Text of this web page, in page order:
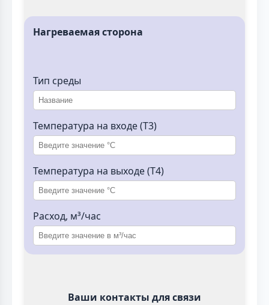
Нагреваемая сторона
Тип среды
Температура на входе (T3)
Температура на выходе (T4)
Расход, м³/час
Ваши контакты для связи